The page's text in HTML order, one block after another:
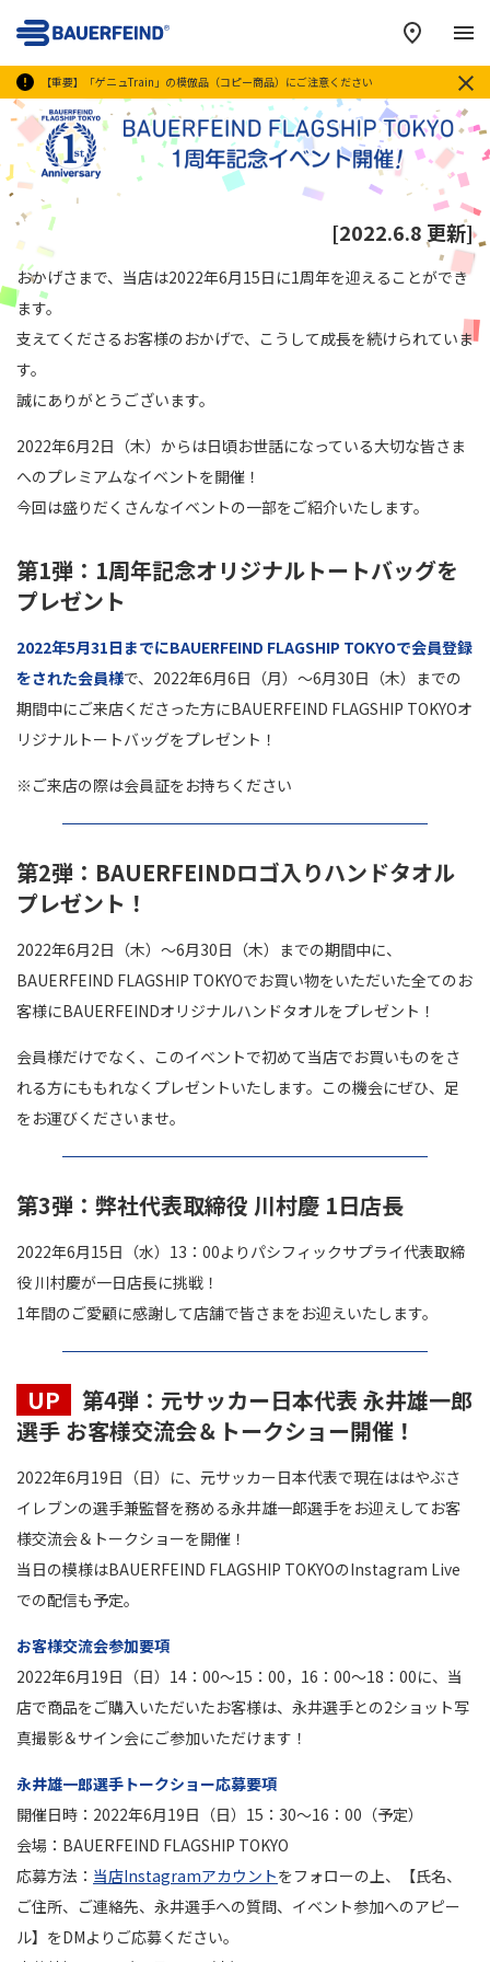
【重要】「ゲニュTrain」の模倣品（コピー商品）にご注意ください
メ
[2022.6.8 更新]
おかげさまで、当店は2022年6月15日に1周年を迎えることができ
ます。
支えてくださるお客様のおかげで、こうして成長を続けられていま
す。
誠にありがとうございます。
2022年6月2日（木）からは日頃お世話になっている大切な皆さま
へのプレミアムなイベントを開催！
今回は盛りだくさんなイベントの一部をご紹介いたします。
第1弾：1周年記念オリジナルトートバッグを
プレゼント
2022年5月31日までにBAUERFEIND FLAGSHIP TOKYOで会員登録
をされた会員様で、2022年6月6日（月）～6月30日（木）までの
期間中にご来店くださった方にBAUERFEIND FLAGSHIP TOKYOオ
リジナルトートバッグをプレゼント！
※ご来店の際は会員証をお持ちください
第2弾：BAUERFEINDロゴ入りハンドタオル
プレゼント！
2022年6月2日（木）～6月30日（木）までの期間中に、
BAUERFEIND FLAGSHIP TOKYOでお買い物をいただいた全てのお
客様にBAUERFEINDオリジナルハンドタオルをプレゼント！
会員様だけでなく、このイベントで初めて当店でお買いものをさ
れる方にももれなくプレゼントいたします。この機会にぜひ、足
をお運びくださいませ。
第3弾：弊社代表取締役 川村慶 1日店長
2022年6月15日（水）13：00よりパシフィックサプライ代表取締
役 川村慶が一日店長に挑戦！
1年間のご愛顧に感謝して店舗で皆さまをお迎えいたします。
UP
第4弾：元サッカー日本代表 永井雄一郎
選手 お客様交流会＆トークショー開催！
2022年6月19日（日）に、元サッカー日本代表で現在ははやぶさ
イレブンの選手兼監督を務める永井雄一郎選手をお迎えしてお客
様交流会＆トークショーを開催！
当日の模様はBAUERFEIND FLAGSHIP TOKYOのInstagram Live
での配信も予定。
お客様交流会参加要項
2022年6月19日（日）14：00～15：00，16：00～18：00に、当
店で商品をご購入いただいたお客様は、永井選手との2ショット写
真撮影＆サイン会にご参加いただけます！
永井雄一郎選手トークショー応募要項
開催日時：2022年6月19日（日）15：30～16：00（予定）
会場：BAUERFEIND FLAGSHIP TOKYO
応募方法： 当店Instagramアカウントをフォローの上、【氏名、
ご住所、ご連絡先、永井選手への質問、イベント参加へのアピー
ル】をDMよりご応募ください。